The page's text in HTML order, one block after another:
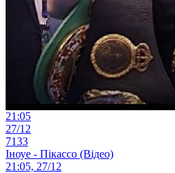
21:05
27/12
7133
Іноуе - Пікассо (Відео)
21:05, 27/12